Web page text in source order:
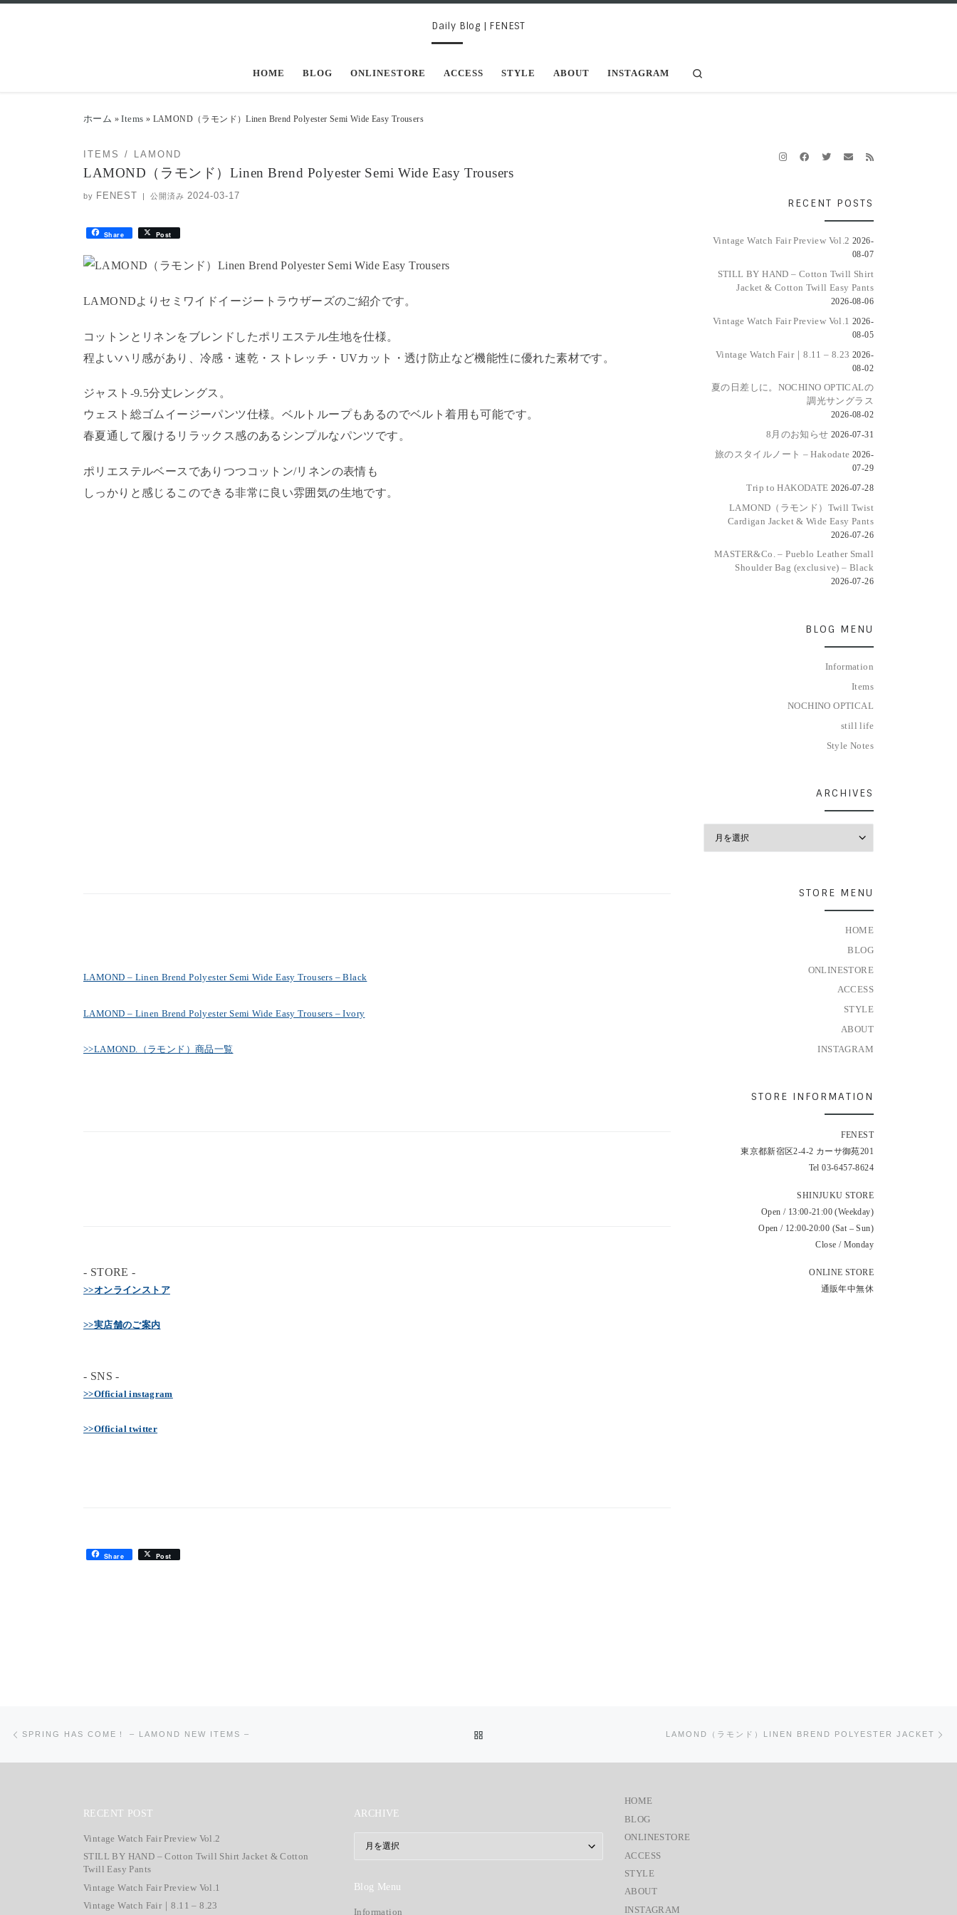
Daily Blog | FENEST
HOME BLOG ONLINESTORE ACCESS STYLE ABOUT INSTAGRAM
ホーム » Items » LAMOND（ラモンド）Linen Brend Polyester Semi Wide Easy Trousers
ITEMS LAMOND
LAMOND（ラモンド）Linen Brend Polyester Semi Wide Easy Trousers
by FENEST | 公開済み 2024-03-17
Share Post
LAMONDよりセミワイドイージートラウザーズのご紹介です。
コットンとリネンをブレンドしたポリエステル生地を仕様。
程よいハリ感があり、冷感・速乾・ストレッチ・UVカット・透け防止など機能性に優れた素材です。
ジャスト-9.5分丈レングス。
ウェスト総ゴムイージーパンツ仕様。ベルトループもあるのでベルト着用も可能です。
春夏通して履けるリラックス感のあるシンプルなパンツです。
ポリエステルベースでありつつコットン/リネンの表情も
しっかりと感じるこのできる非常に良い雰囲気の生地です。
LAMOND – Linen Brend Polyester Semi Wide Easy Trousers – Black
LAMOND – Linen Brend Polyester Semi Wide Easy Trousers – Ivory
>>LAMOND.（ラモンド）商品一覧
- STORE -
>>オンラインストア
>>実店舗のご案内
- SNS -
>>Official instagram
>>Official twitter
Share Post
RECENT POSTS
Vintage Watch Fair Preview Vol.2 2026-
08-07
STILL BY HAND – Cotton Twill Shirt
Jacket & Cotton Twill Easy Pants
2026-08-06
Vintage Watch Fair Preview Vol.1 2026-
08-05
Vintage Watch Fair｜8.11 – 8.23 2026-
08-02
夏の日差しに。NOCHINO OPTICALの
調光サングラス
2026-08-02
8月のお知らせ 2026-07-31
旅のスタイルノート – Hakodate 2026-
07-29
Trip to HAKODATE 2026-07-28
LAMOND（ラモンド）Twill Twist
Cardigan Jacket & Wide Easy Pants
2026-07-26
MASTER&Co. – Pueblo Leather Small
Shoulder Bag (exclusive) – Black
2026-07-26
BLOG MENU
Information
Items
NOCHINO OPTICAL
still life
Style Notes
ARCHIVES
STORE MENU
HOME
BLOG
ONLINESTORE
ACCESS
STYLE
ABOUT
INSTAGRAM
STORE INFORMATION
FENEST
東京都新宿区2-4-2 カーサ御苑201
Tel 03-6457-8624
SHINJUKU STORE
Open / 13:00-21:00 (Weekday)
Open / 12:00-20:00 (Sat – Sun)
Close / Monday
ONLINE STORE
通販年中無休
SPRING HAS COME！ – LAMOND NEW ITEMS – LAMOND（ラモンド）LINEN BREND POLYESTER JACKET
RECENT POST
Vintage Watch Fair Preview Vol.2
STILL BY HAND – Cotton Twill Shirt Jacket & Cotton
Twill Easy Pants
Vintage Watch Fair Preview Vol.1
Vintage Watch Fair｜8.11 – 8.23
ARCHIVE
Blog Menu
Information
HOME
BLOG
ONLINESTORE
ACCESS
STYLE
ABOUT
INSTAGRAM